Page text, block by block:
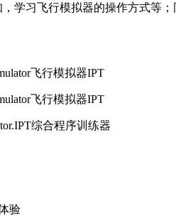
学习飞行模拟器的操作方式等
综合程序训练器
验